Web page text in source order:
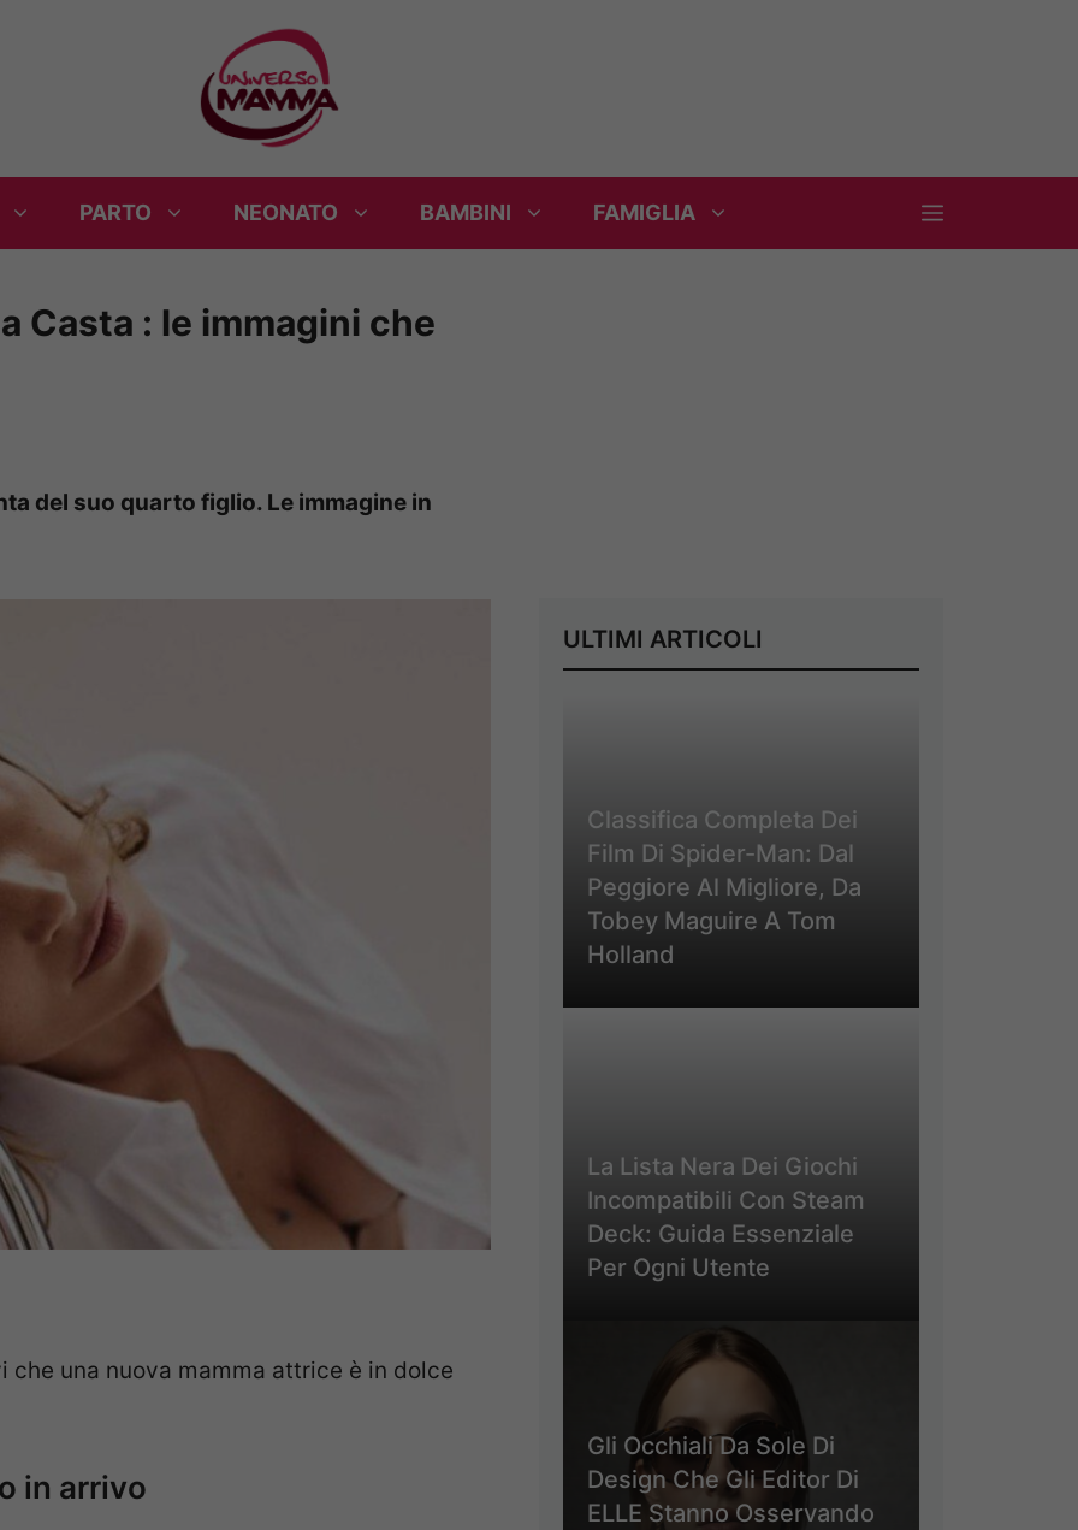
PARTO NEONATO BAMBINI FAMIGLIA
Casta : le immagini che
del suo quarto figlio. Le immagine in
una nuova mamma attrice è in dolce
in arrivo
ULTIMI ARTICOLI
Classifica Completa Dei
Film Di Spider-Man: Dal
Peggiore Al Migliore, Da
Tobey Maguire A Tom
Holland
La Lista Nera Dei Giochi
Incompatibili Con Steam
Deck: Guida Essenziale
Per Ogni Utente
Gli Occhiali Da Sole Di
Design Che Gli Editor Di
ELLE Stanno Osservando